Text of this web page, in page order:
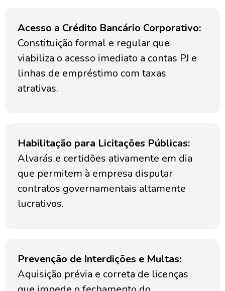
Acesso a Crédito Bancário Corporativo:
Constituição formal e regular que
viabiliza o acesso imediato a contas PJ e
linhas de empréstimo com taxas
atrativas.
Habilitação para Licitações Públicas:
Alvarás e certidões ativamente em dia
que permitem à empresa disputar
contratos governamentais altamente
lucrativos.
Prevenção de Interdições e Multas:
Aquisição prévia e correta de licenças